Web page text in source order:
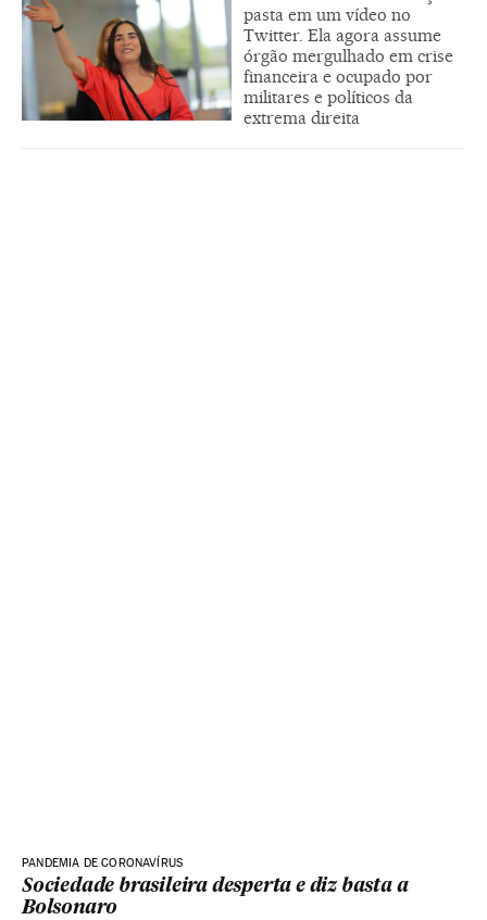
pasta em um vídeo no
Twitter. Ela agora assume
órgão mergulhado em crise
financeira e ocupado por
militares e políticos da
extrema direita
PANDEMIA DE CORONAVÍRUS
Sociedade brasileira desperta e diz basta a
Bolsonaro